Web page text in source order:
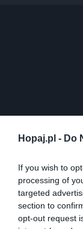
Hopaj.pl - Do
If you wish to
processing of
targeted
section to
opt-out request
Komentuj Dodaj do